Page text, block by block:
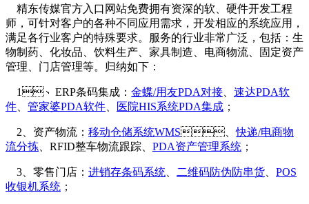
精东传媒官方入口网站免费拥有资深的软、硬件开发工程
师，可针对客户的各种不同应用需求，开发相应的系统应用，
满足各行业客户的特殊要求。服务的行业非常广泛，包括：生
物制药、化妆品、饮料生产、家具制造、电商物流、固定资产
管理、门店管理等。归纳如下：
1、ERP条码集成： 金蝶/用友PDA对接
速达PDA软
件
管家婆PDA软件 医院HIS系统PDA集成 ；
2、资产物流： 移动仓储系统WMS、快递/电商物
流分拣 、RFID整车物流跟踪、 PDA资产管理系统 ；
3、零售门店： 进销存条码系统 二维码防伪防串货
POS
收银机系统 ；